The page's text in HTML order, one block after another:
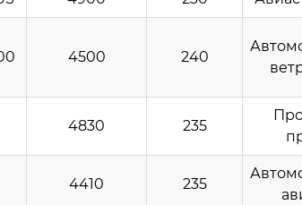
4500 240
4830 235
4410 235